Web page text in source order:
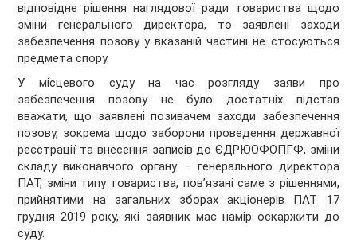
відповідне рішення наглядової ради товариства щодо
зміни генерального директора, то заявлені заходи
забезпечення позову у вказаній частині не стосуються
предмета спору.
У місцевого суду на час розгляду заяви про
забезпечення позову не було достатніх підстав
вважати, що заявлені позивачем заходи забезпечення
позову, зокрема щодо заборони проведення державної
реєстрації та внесення записів до ЄДРЮОФОПГФ, зміни
складу виконавчого органу – генерального директора
ПАТ, зміни типу товариства, пов’язані саме з рішеннями,
прийнятими на загальних зборах акціонерів ПАТ 17
грудня 2019 року, які заявник має намір оскаржити до
суду.